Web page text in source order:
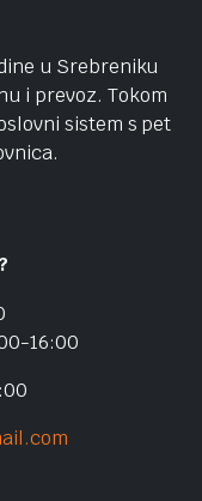
u Srebreniku
i prevoz. Tokom
sistem s pet
16:00